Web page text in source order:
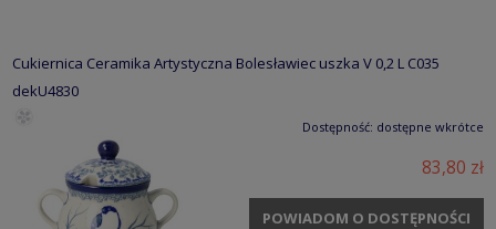
Cukiernica Ceramika Artystyczna Bolesławiec uszka V 0,2 L C035
dekU4830
Dostępność: dostępne wkrótce
83,80 zł
POWIADOM O DOSTĘPNOŚCI